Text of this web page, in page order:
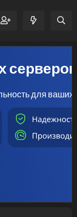
серверов
для ваших